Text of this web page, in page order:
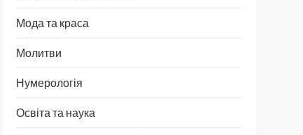
Мода та краса
Молитви
Нумерологія
Освіта та наука